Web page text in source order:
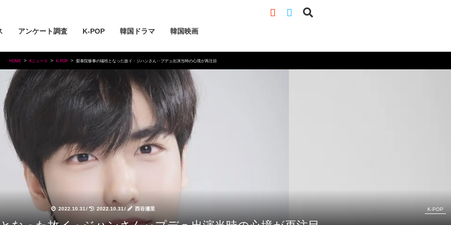
アンケート調査 K-POP 韓国ドラマ 韓国映画
HOME Kニュース K-POP 梨泰院惨事の犠牲となった故イ・ジハンさん‥プデュ出演当時の心境が再注目
2022.10.31 / 2022.10.31 / 西谷瀬里 K-POP